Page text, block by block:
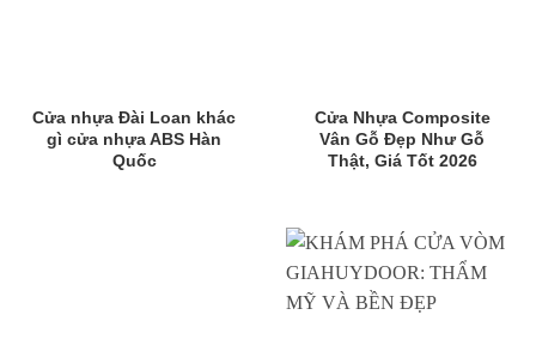
Cửa nhựa Đài Loan khác
gì cửa nhựa ABS Hàn
Quốc
Cửa Nhựa Composite
Vân Gỗ Đẹp Như Gỗ
Thật, Giá Tốt 2026